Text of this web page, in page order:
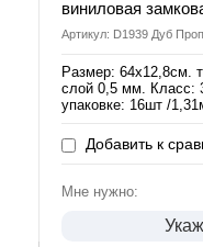
виниловая
Артикул: D1939 Дуб
Размер: 64х12,8см.
слой 0,5 мм. Класс:
упаковке: 16шт /
Добавить к
Мне нужно: